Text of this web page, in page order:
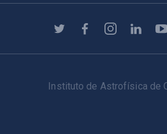
Instituto de Astrofísica de